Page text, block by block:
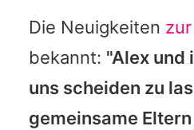
Die Neuigkeiten
bekannt: "Alex und
uns scheiden zu
gemeinsame